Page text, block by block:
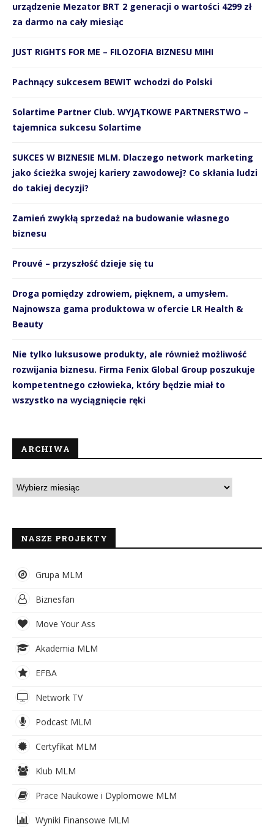
urządzenie Mezator BRT 2 generacji o wartości 4299 zł
za darmo na cały miesiąc
JUST RIGHTS FOR ME – FILOZOFIA BIZNESU MIHI
Pachnący sukcesem BEWIT wchodzi do Polski
Solartime Partner Club. WYJĄTKOWE PARTNERSTWO –
tajemnica sukcesu Solartime
SUKCES W BIZNESIE MLM. Dlaczego network marketing
jako ścieżka swojej kariery zawodowej? Co skłania ludzi
do takiej decyzji?
Zamień zwykłą sprzedaż na budowanie własnego
biznesu
Prouvé – przyszłość dzieje się tu
Droga pomiędzy zdrowiem, pięknem, a umysłem.
Najnowsza gama produktowa w ofercie LR Health &
Beauty
Nie tylko luksusowe produkty, ale również możliwość
rozwijania biznesu. Firma Fenix Global Group poszukuje
kompetentnego człowieka, który będzie miał to
wszystko na wyciągnięcie ręki
ARCHIWA
NASZE PROJEKTY
Grupa MLM
Biznesfan
Move Your Ass
Akademia MLM
EFBA
Network TV
Podcast MLM
Certyfikat MLM
Klub MLM
Prace Naukowe i Dyplomowe MLM
Wyniki Finansowe MLM